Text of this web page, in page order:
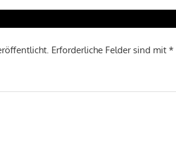
Erforderliche Felder sind mit *